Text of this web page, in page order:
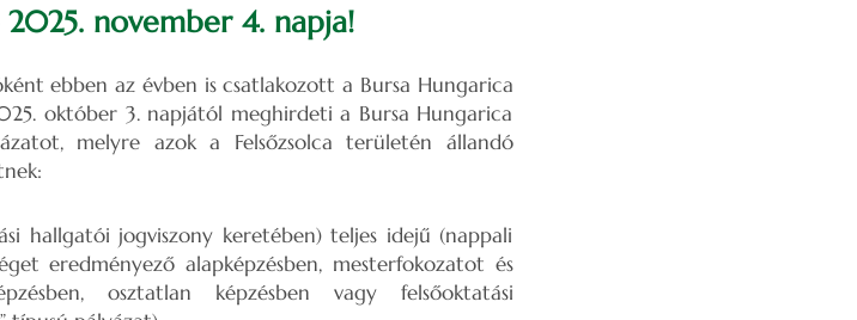
november 4. napja!
ebben az évben is csatlakozott a Bursa Hungarica
október 3. napjától meghirdeti a Bursa Hungarica
melyre azok a Felsőzsolca területén állandó
hallgatói jogviszony keretében) teljes idejű (nappali
eredményező alapképzésben, mesterfokozatot és
osztatlan képzésben vagy felsőoktatási